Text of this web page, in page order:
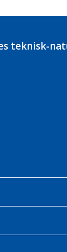
teknisk-